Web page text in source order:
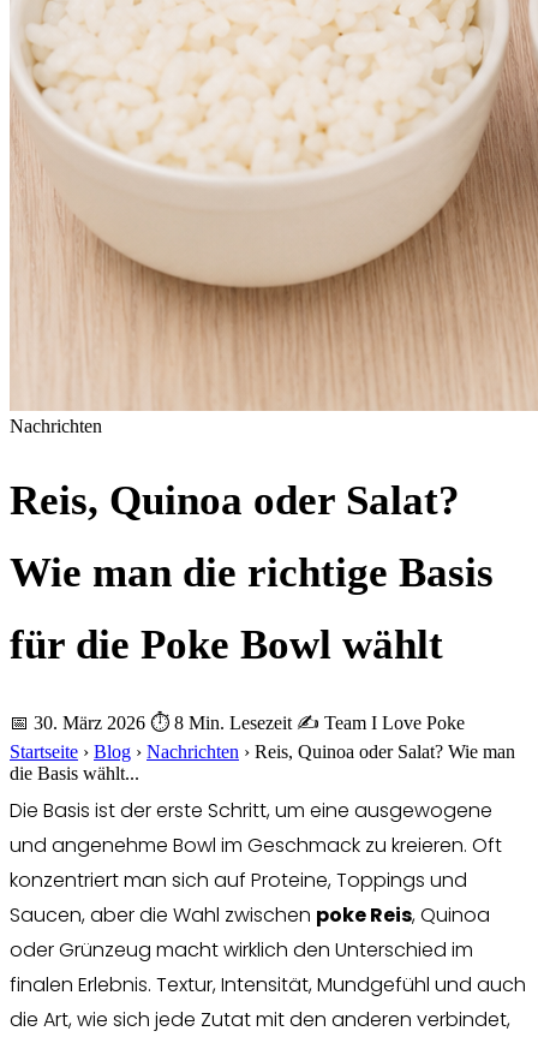
Nachrichten
Reis, Quinoa oder Salat?
Wie man die richtige Basis
für die Poke Bowl wählt
📅 30. März 2026 ⏱ 8 Min. Lesezeit ✍️ Team I Love Poke
Startseite › Blog › Nachrichten › Reis, Quinoa oder Salat? Wie man
die Basis wählt...
Die Basis ist der erste Schritt, um eine ausgewogene
und angenehme Bowl im Geschmack zu kreieren. Oft
konzentriert man sich auf Proteine, Toppings und
Saucen, aber die Wahl zwischen poke Reis, Quinoa
oder Grünzeug macht wirklich den Unterschied im
finalen Erlebnis. Textur, Intensität, Mundgefühl und auch
die Art, wie sich jede Zutat mit den anderen verbindet,